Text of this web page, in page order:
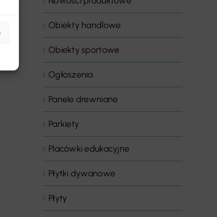
Obiekty handlowe
Obiekty sportowe
Ogłoszenia
Panele drewniane
Parkiety
Placówki edukacyjne
Płytki dywanowe
Płyty